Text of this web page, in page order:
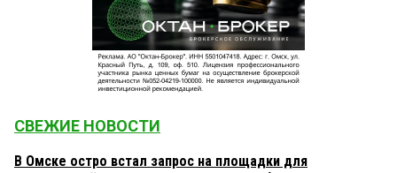
СВЕЖИЕ НОВОСТИ
В Омске остро встал запрос на площадки для